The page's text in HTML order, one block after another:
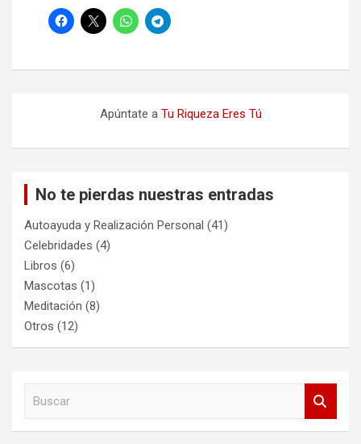
Apúntate a Tu Riqueza Eres Tú
No te pierdas nuestras entradas
Autoayuda y Realización Personal (41)
Celebridades (4)
Libros (6)
Mascotas (1)
Meditación (8)
Otros (12)